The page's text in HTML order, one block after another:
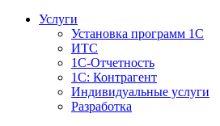
Услуги
Установка программ 1С
ИТС
1С-Отчетность
1С: Контрагент
Индивидуальные услуги
Разработка